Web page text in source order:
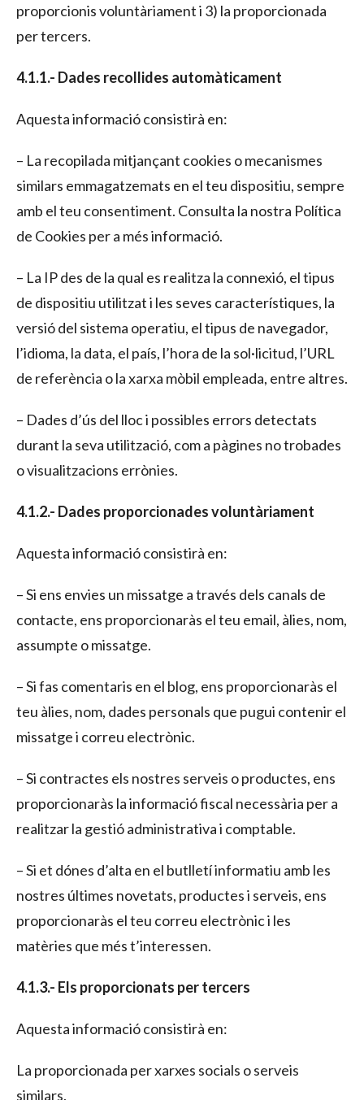
proporcionis voluntàriament i 3) la proporcionada
per tercers.
4.1.1.- Dades recollides automàticament
Aquesta informació consistirà en:
– La recopilada mitjançant cookies o mecanismes
similars emmagatzemats en el teu dispositiu, sempre
amb el teu consentiment. Consulta la nostra Política
de Cookies per a més informació.
– La IP des de la qual es realitza la connexió, el tipus
de dispositiu utilitzat i les seves característiques, la
versió del sistema operatiu, el tipus de navegador,
l’idioma, la data, el país, l’hora de la sol·licitud, l’URL
de referència o la xarxa mòbil empleada, entre altres.
– Dades d’ús del lloc i possibles errors detectats
durant la seva utilització, com a pàgines no trobades
o visualitzacions errònies.
4.1.2.- Dades proporcionades voluntàriament
Aquesta informació consistirà en:
– Si ens envies un missatge a través dels canals de
contacte, ens proporcionaràs el teu email, àlies, nom,
assumpte o missatge.
– Si fas comentaris en el blog, ens proporcionaràs el
teu àlies, nom, dades personals que pugui contenir el
missatge i correu electrònic.
– Si contractes els nostres serveis o productes, ens
proporcionaràs la informació fiscal necessària per a
realitzar la gestió administrativa i comptable.
– Si et dónes d’alta en el butlletí informatiu amb les
nostres últimes novetats, productes i serveis, ens
proporcionaràs el teu correu electrònic i les
matèries que més t’interessen.
4.1.3.- Els proporcionats per tercers
Aquesta informació consistirà en:
La proporcionada per xarxes socials o serveis
similars.